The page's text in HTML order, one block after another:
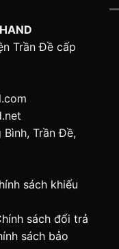
Trần Đề cấp
Trần Đề,
sách khiếu
sách đổi trả
sách bảo